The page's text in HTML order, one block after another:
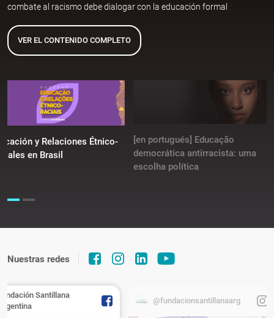
combate al racismo debe dialogar con la educación formal
VER EL CONTENIDO COMPLETO
y Relaciones Étnico-
en Brasil
[en portugués] Educação
democrática antirracista: uma
escolha política
Nuestras redes
Santillana
@fundacionsantillanaarg